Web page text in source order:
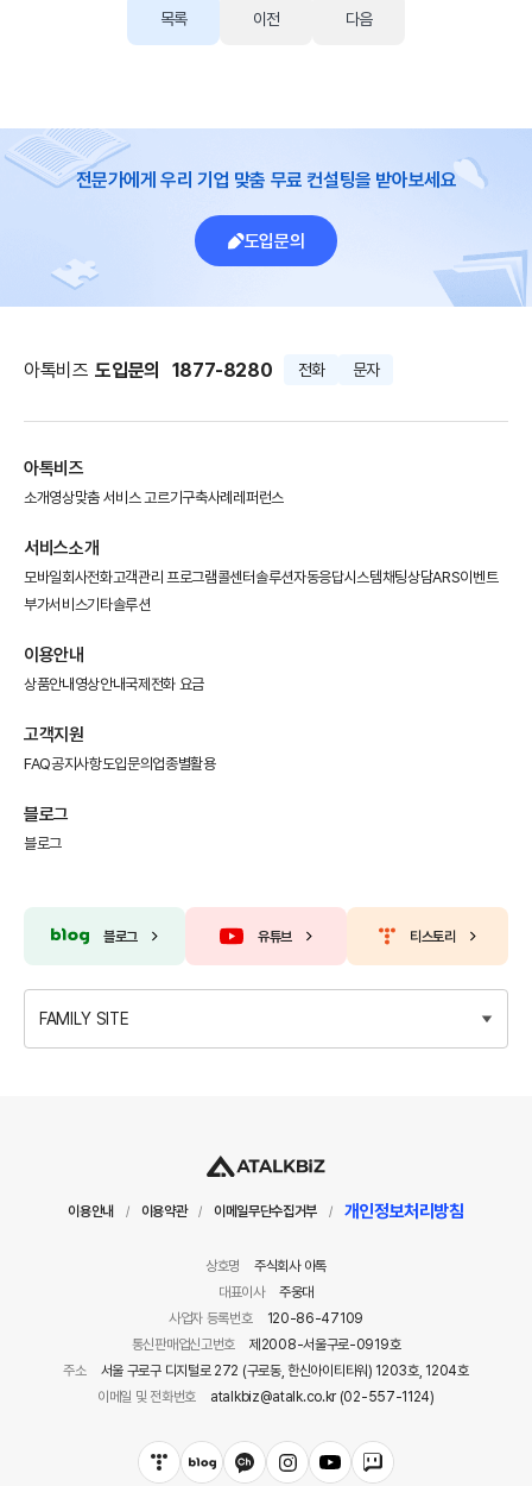
목록 이전 다음
전문가에게 우리 기업 맞춤 무료 컨설팅을 받아보세요
도입문의
아톡비즈 도입문의 1877-8280 전화 문자
아톡비즈
소개영상맞춤 서비스 고르기구축사례 레퍼런스
서비스소개
모바일회사전화고객관리 프로그램콜센터솔루션자동응답시스템채팅상담ARS이벤트
부가서비스기타솔루션
이용안내
상품안내 영상안내국제전화 요금
고객지원
FAQ공지사항도입문의 업종별활용
블로그
블로그
블로그 유튜브 티스토리
FAMILY SITE
이용안내 / 이용약관 / 이메일무단수집거부 / 개인정보처리방침
상호명
주식회사 아톡
대표이사
주웅대
사업자 등록번호
120-86-47109
통신판매업신고번호
제2008-서울구로-0919호
주소
서울 구로구 디지털로 272 (구로동, 한신아이티타워) 1203호, 1204호
이메일 및 전화번호
atalkbiz@atalk.co.kr (02-557-1124)